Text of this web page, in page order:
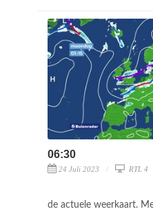
06:30
24 Juli 2023 RTL 4
de actuele weerkaart.